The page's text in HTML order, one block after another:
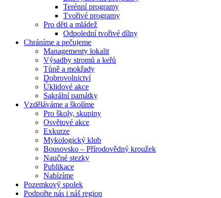
Terénní programy
Tvořivé programy
Pro děti a mládež
Odpolední tvořivé dílny
Chráníme a pečujeme
Managementy lokalit
Výsadby stromů a keřů
Tůně a mokřady
Dobrovolnictví
Úklidové akce
Sakrální památky
Vzděláváme a školíme
Pro školy, skupiny
Osvětové akce
Exkurze
Mykologický klub
Bousovsko – Přírodovědný kroužek
Naučné stezky
Publikace
Nabízíme
Pozemkový spolek
Podpořte nás i náš region